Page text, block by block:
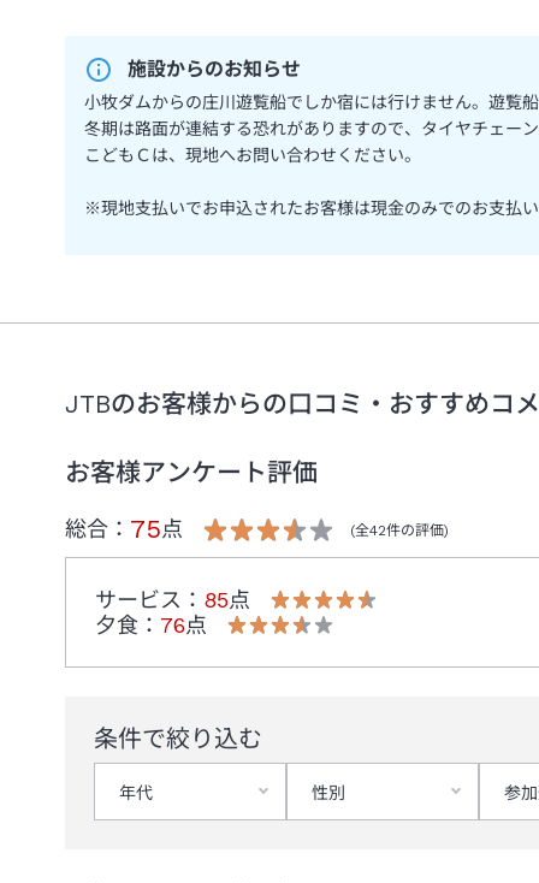
施設からのお知らせ
小牧ダムからの庄川遊覧船でしか宿には行けません。遊覧
冬期は路面が連結する恐れがありますので、タイヤチェー
こどもＣは、現地へお問い合わせください。
※現地支払いでお申込されたお客様は現金のみでのお支払
JTBのお客様からの口コミ・おすすめコ
お客様アンケート評価
総合： 75点 (全42件の評価)
サービス ： 85点
夕食 ： 76点
条件で絞り込む
年代 性別 参